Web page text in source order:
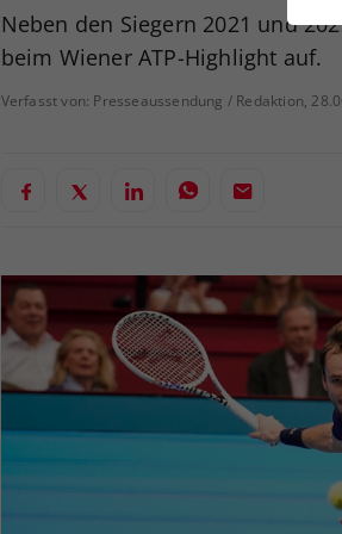
Neben den Siegern 2021 und
beim Wiener ATP-Highlight auf.
Verfasst von: Presseaussendung / Redaktion,